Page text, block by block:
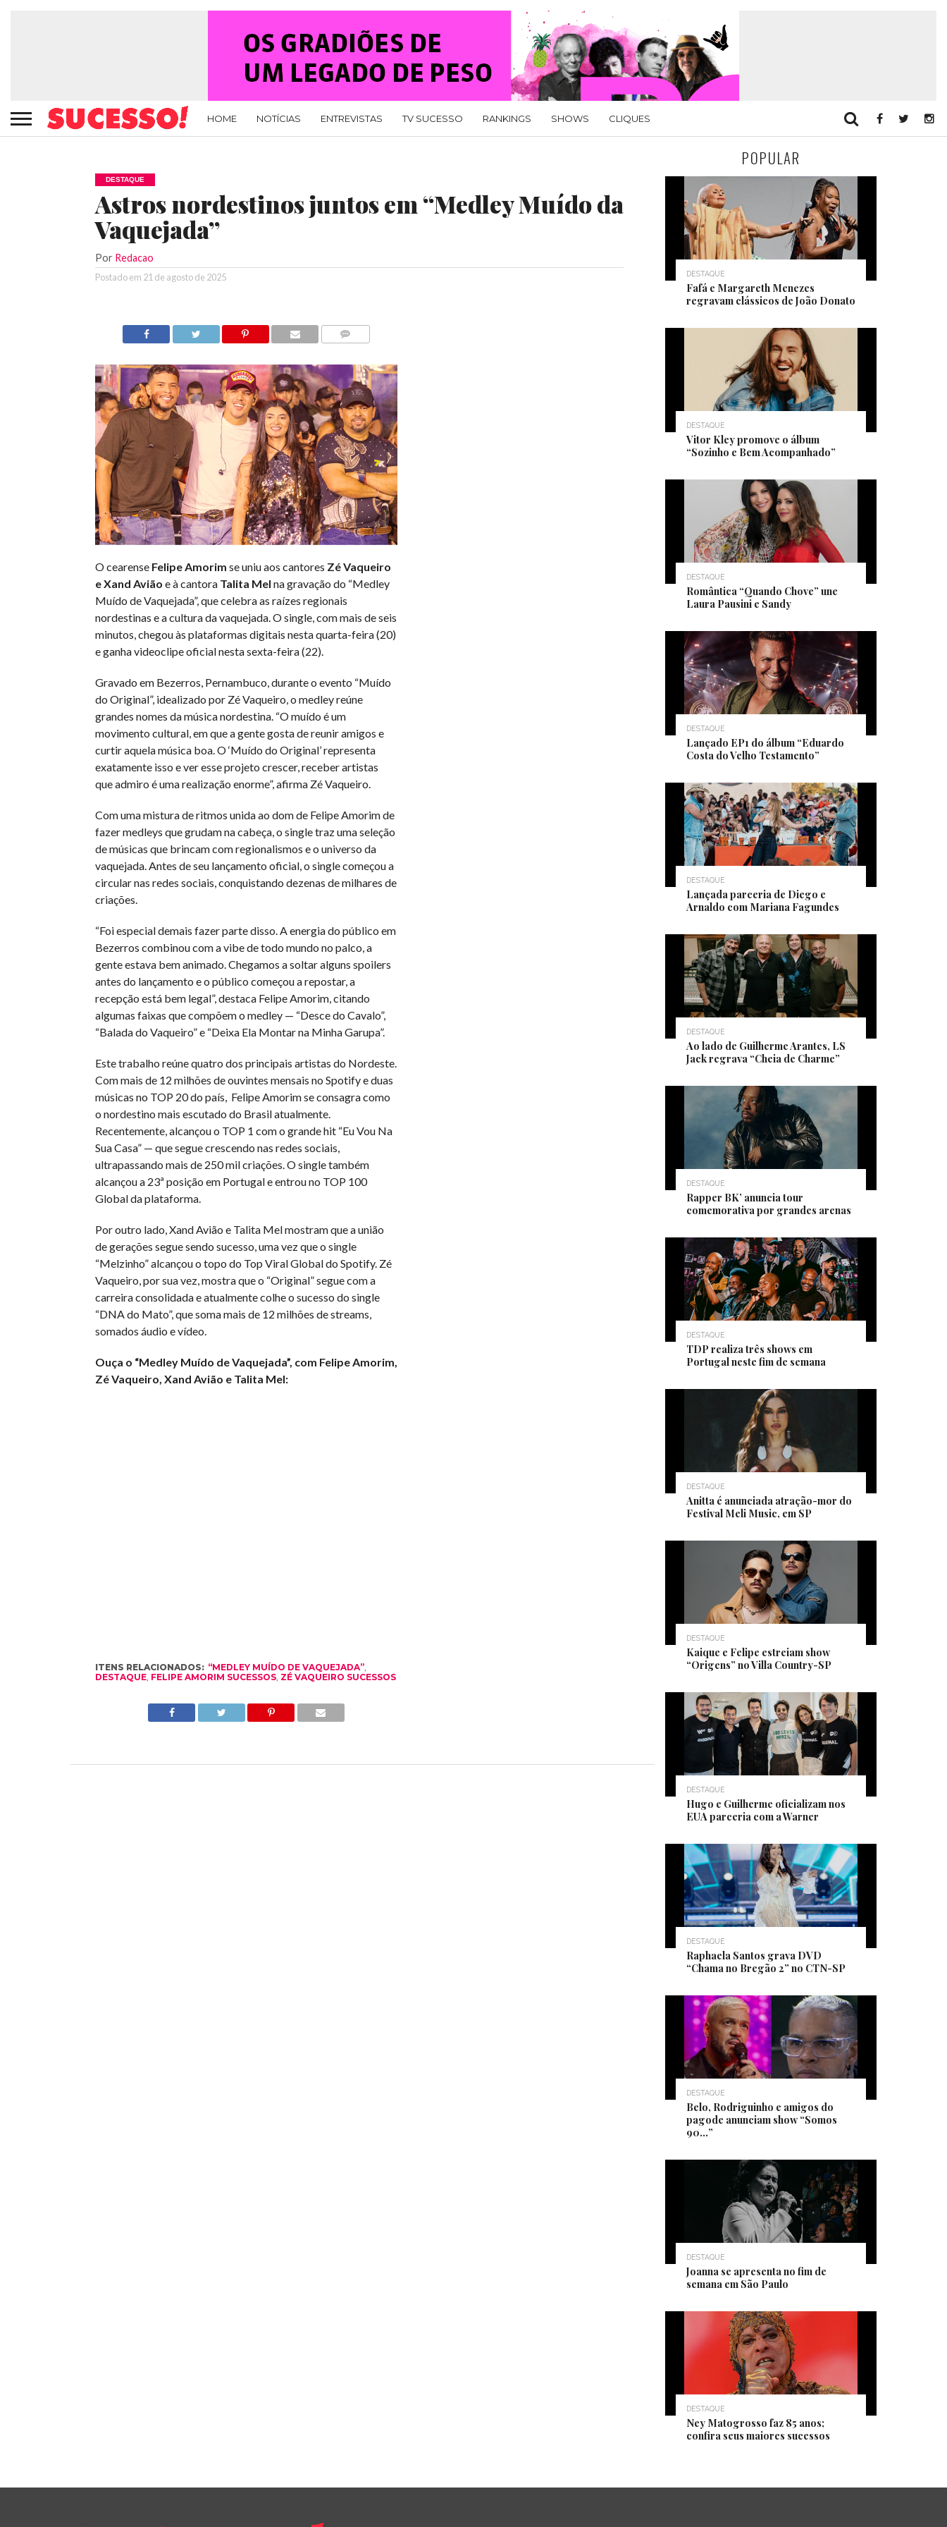
HOME NOTÍCIAS ENTREVISTAS TV SUCESSO RANKINGS SHOWS CLIQUES
DESTAQUE
Astros nordestinos juntos em “Medley Muído da
Vaquejada”
Por Redacao
Postado em 21 de agosto de 2025
O cearense Felipe Amorim se uniu aos cantores Zé Vaqueiro
eXand Avião e à cantora Talita Mel na gravação do “Medley
Muído de Vaquejada”, que celebra as raízes regionais
nordestinas e a cultura da vaquejada. O single, com mais de seis
minutos, chegou às plataformas digitais nesta quarta-feira (20)
e ganha videoclipe oficial nesta sexta-feira (22).
Gravado em Bezerros, Pernambuco, durante o evento “Muído
do Original”, idealizado por Zé Vaqueiro, o medley reúne
grandes nomes da música nordestina. “O muído é um
movimento cultural, em que a gente gosta de reunir amigos e
curtir aquela música boa. O ‘Muído do Original’ representa
exatamente isso e ver esse projeto crescer, receber artistas
que admiro é uma realização enorme”, afirma Zé Vaqueiro.
Com uma mistura de ritmos unida ao dom de Felipe Amorim de
fazer medleys que grudam na cabeça, o single traz uma seleção
de músicas que brincam com regionalismos e o universo da
vaquejada. Antes de seu lançamento oficial, o single começou a
circular nas redes sociais, conquistando dezenas de milhares de
criações.
“Foi especial demais fazer parte disso. A energia do público em
Bezerros combinou com a vibe de todo mundo no palco, a
gente estava bem animado. Chegamos a soltar alguns spoilers
antes do lançamento e o público começou a repostar, a
recepção está bem legal”, destaca Felipe Amorim, citando
algumas faixas que compõem o medley — “Desce do Cavalo”,
“Balada do Vaqueiro” e “Deixa Ela Montar na Minha Garupa”.
Este trabalho reúne quatro dos principais artistas do Nordeste.
Com mais de 12 milhões de ouvintes mensais no Spotify e duas
músicas no TOP 20 do país, Felipe Amorim se consagra como
o nordestino mais escutado do Brasil atualmente.
Recentemente, alcançou o TOP 1 com o grande hit “Eu Vou Na
Sua Casa” — que segue crescendo nas redes sociais,
ultrapassando mais de 250 mil criações. O single também
alcançou a 23ª posição em Portugal e entrou no TOP 100
Global da plataforma.
Por outro lado, Xand Avião e Talita Mel mostram que a união
de gerações segue sendo sucesso, uma vez que o single
“Melzinho” alcançou o topo do Top Viral Global do Spotify. Zé
Vaqueiro, por sua vez, mostra que o “Original” segue com a
carreira consolidada e atualmente colhe o sucesso do single
“DNA do Mato”, que soma mais de 12 milhões de streams,
somados áudio e vídeo.
Ouça o “Medley Muído de Vaquejada”, com Felipe Amorim,
Zé Vaqueiro, Xand Avião e Talita Mel:
ITENS RELACIONADOS: “MEDLEY MUÍDO DE VAQUEJADA”,
DESTAQUE, FELIPE AMORIM SUCESSOS, ZÉ VAQUEIRO SUCESSOS
POPULAR
DESTAQUE
Fafá e Margareth Menezes
regravam clássicos de João Donato
DESTAQUE
Vitor Kley promove o álbum
“Sozinho e Bem Acompanhado”
DESTAQUE
Romântica “Quando Chove” une
Laura Pausini e Sandy
DESTAQUE
Lançado EP1 do álbum “Eduardo
Costa do Velho Testamento”
DESTAQUE
Lançada parceria de Diego e
Arnaldo com Mariana Fagundes
DESTAQUE
Ao lado de Guilherme Arantes, LS
Jack regrava “Cheia de Charme”
DESTAQUE
Rapper BK’ anuncia tour
comemorativa por grandes arenas
DESTAQUE
TDP realiza três shows em
Portugal neste fim de semana
DESTAQUE
Anitta é anunciada atração-mor do
Festival Meli Music, em SP
DESTAQUE
Kaique e Felipe estreiam show
“Origens” no Villa Country-SP
DESTAQUE
Hugo e Guilherme oficializam nos
EUA parceria com a Warner
DESTAQUE
Raphaela Santos grava DVD
“Chama no Bregão 2” no CTN-SP
DESTAQUE
Belo, Rodriguinho e amigos do
pagode anunciam show “Somos
90…”
DESTAQUE
Joanna se apresenta no fim de
semana em São Paulo
DESTAQUE
Ney Matogrosso faz 85 anos;
confira seus maiores sucessos